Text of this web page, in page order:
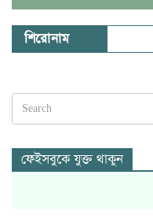
শিরোনাম
ফেইসবুকে যুক্ত থাকুন